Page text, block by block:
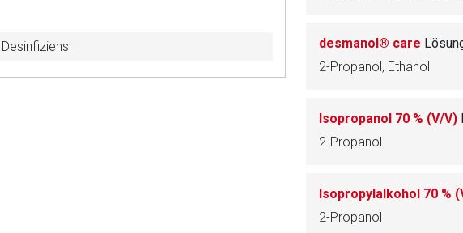
desmanol® care
2-Propanol, Ethanol
Isopropanol 70 % (V/V)
2-Propanol
Isopropylalkohol 70 %
2-Propanol
Der von Ihnen aufgerufene Link öffnet eine externe Web-Seite. Für die Inhalte der
Zurück zur